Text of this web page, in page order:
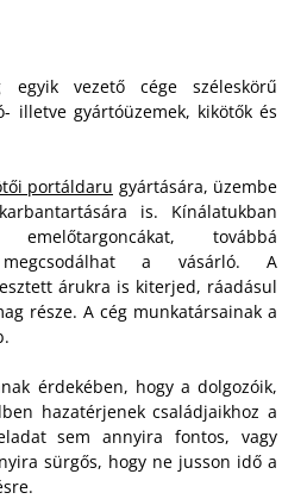
vezető cége széleskörű
illetve gyártóüzemek, kikötők és
portáldaru gyártására, üzembe
is. Kínálatukban
továbbá
a vásárló. A
árukra is kiterjed, ráadásul
része. A cég munkatársainak a
érdekében, hogy a dolgozóik,
hazatérjenek családjaikhoz a
sem annyira fontos, vagy
sürgős, hogy ne jusson idő a